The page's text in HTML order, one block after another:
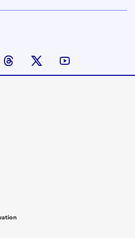
sur Instagram
suivre sur Facebook
Nous suivre sur Threads
Nous suivre sur Twitter